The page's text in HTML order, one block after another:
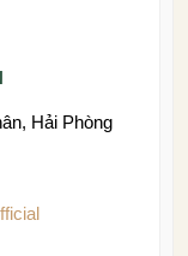
Hải Phòng